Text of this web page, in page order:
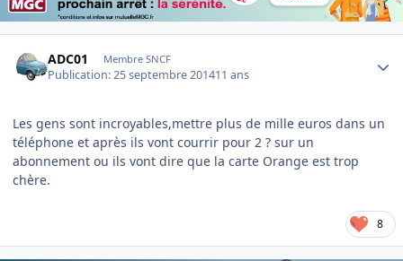
ADC01 Membre SNCF
Publication:25 septembre 201411 ans
Les gens sont incroyables,mettre plus de mille euros dans un
téléphone et après ils vont courrir pour 2 ? sur un
abonnement ou ils vont dire que la carte Orange est trop
chère.
8